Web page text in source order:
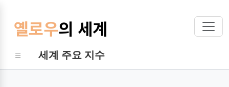
옐로우의 세계
세계 주요 지수